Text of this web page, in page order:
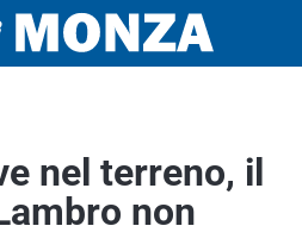
nel terreno, il
non